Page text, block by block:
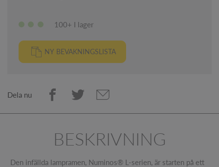
100+ I lager
NY BEVAKNINGSLISTA
Dela nu
BESKRIVNING
Den infällda lampramen, Numinos® L-serien, är starten på ett